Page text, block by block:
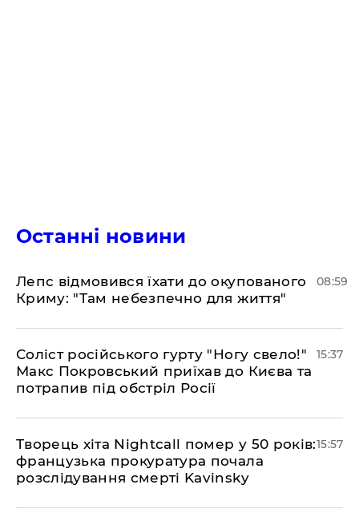
Останні новини
Лепс відмовився їхати до окупованого
Криму: "Там небезпечно для життя"
08:59
Соліст російського гурту "Ногу свело!"
Макс Покровський приїхав до Києва та
потрапив під обстріл Росії
15:37
Творець хіта Nightcall помер у 50 років:
французька прокуратура почала
розслідування смерті Kavinsky
15:57